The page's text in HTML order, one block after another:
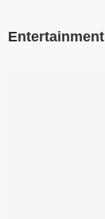
Entertainment